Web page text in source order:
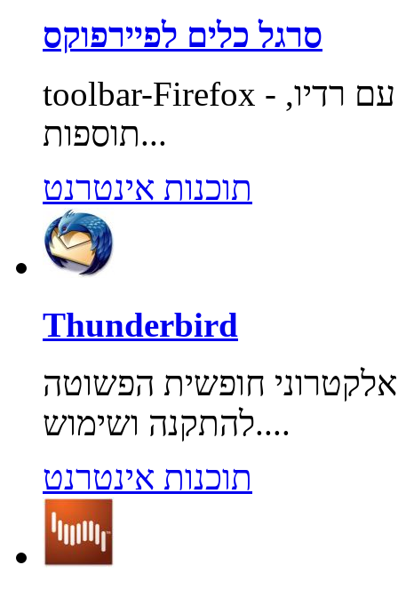
סרגל כלים לפיירפוקס
toolbar-Firefox - סרגל כלים לדפדפן פיירפוקס עם רדיו,
תוספות...
תוכנות אינטרנט
Thunderbird
חופשית הפשוטה
להתקנה ושימוש....
תוכנות אינטרנט